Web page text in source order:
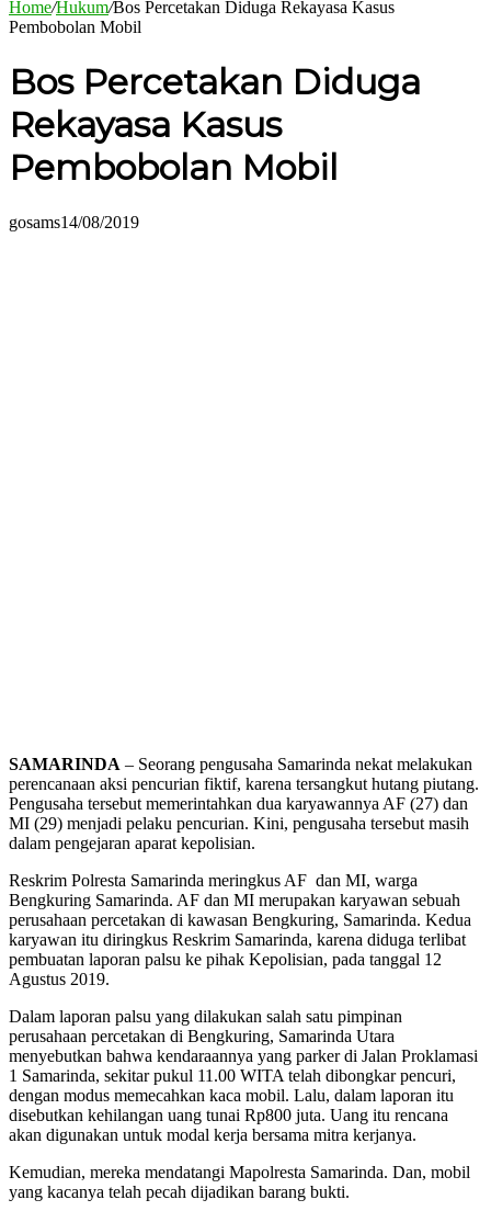
Home/Hukum/Bos Percetakan Diduga Rekayasa Kasus
Pembobolan Mobil
Bos Percetakan Diduga
Rekayasa Kasus
Pembobolan Mobil
gosams14/08/2019
SAMARINDA – Seorang pengusaha Samarinda nekat melakukan
perencanaan aksi pencurian fiktif, karena tersangkut hutang piutang.
Pengusaha tersebut memerintahkan dua karyawannya AF (27) dan
MI (29) menjadi pelaku pencurian. Kini, pengusaha tersebut masih
dalam pengejaran aparat kepolisian.
Reskrim Polresta Samarinda meringkus AF dan MI, warga
Bengkuring Samarinda. AF dan MI merupakan karyawan sebuah
perusahaan percetakan di kawasan Bengkuring, Samarinda. Kedua
karyawan itu diringkus Reskrim Samarinda, karena diduga terlibat
pembuatan laporan palsu ke pihak Kepolisian, pada tanggal 12
Agustus 2019.
Dalam laporan palsu yang dilakukan salah satu pimpinan
perusahaan percetakan di Bengkuring, Samarinda Utara
menyebutkan bahwa kendaraannya yang parker di Jalan Proklamasi
1 Samarinda, sekitar pukul 11.00 WITA telah dibongkar pencuri,
dengan modus memecahkan kaca mobil. Lalu, dalam laporan itu
disebutkan kehilangan uang tunai Rp800 juta. Uang itu rencana
akan digunakan untuk modal kerja bersama mitra kerjanya.
Kemudian, mereka mendatangi Mapolresta Samarinda. Dan, mobil
yang kacanya telah pecah dijadikan barang bukti.